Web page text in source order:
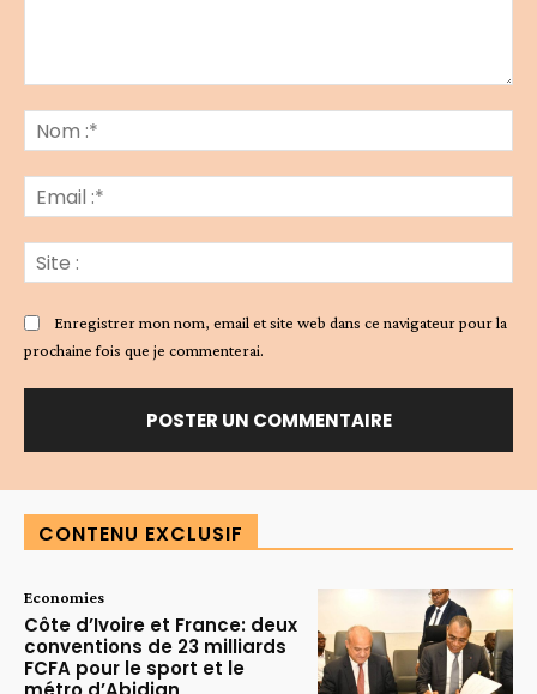
:*
:*
:
Enregistrer mon nom, email et site web dans ce navigateur pour la
prochaine fois que je commenterai.
CONTENU EXCLUSIF
Economies
Côte d’Ivoire et France: deux
conventions de 23 milliards
FCFA pour le sport et le